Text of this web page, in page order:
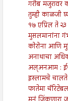
गरीब मजुरावर
तुम्ही काळजी
१७ एप्रिल ते
मुसलमानांना
कोरोना आणि
अनाथाचा
अल्अनआम :
इस्लामचे चालते
फातेमा